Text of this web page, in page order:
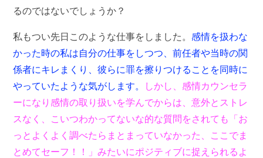
るのではないでしょうか？
私もつい先日このような仕事をしました。感情を扱わな
かった時の私は自分の仕事をしつつ、前任者や当時の関
係者にキレまくり、彼らに罪を擦りつけることを同時に
やっていたような気がします。
しかし、感情カウンセラ
ーになり感情の取り扱いを学んでからは、意外とストレ
スなく、こいつわかってないな的な質問をされても「お
っとよくよく調べたらまとまっていなかった、ここでま
とめてセーフ！！」みたいにポジティブに捉えられるよ